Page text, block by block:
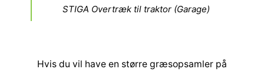
STIGA Overtræk til traktor (Garage)
Hvis du vil have en større græsopsamler på